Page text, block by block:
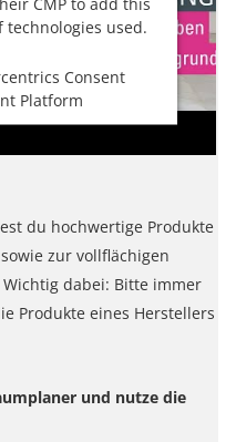
used.
Consent
Platform
du hochwertige Produkte
zur vollflächigen
dabei: Bitte immer
Produkte eines Herstellers
und nutze die